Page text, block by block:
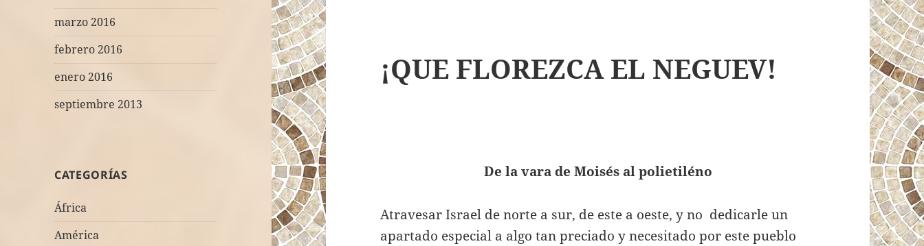
marzo 2016
febrero 2016
enero 2016
septiembre 2013
CATEGORÍAS
África
América
¡QUE FLOREZCA EL NEGUEV!
De la vara de Moisés al polietiléno
Atravesar Israel de norte a sur, de este a oeste, y no dedicarle un
apartado especial a algo tan preciado y necesitado por este pueblo